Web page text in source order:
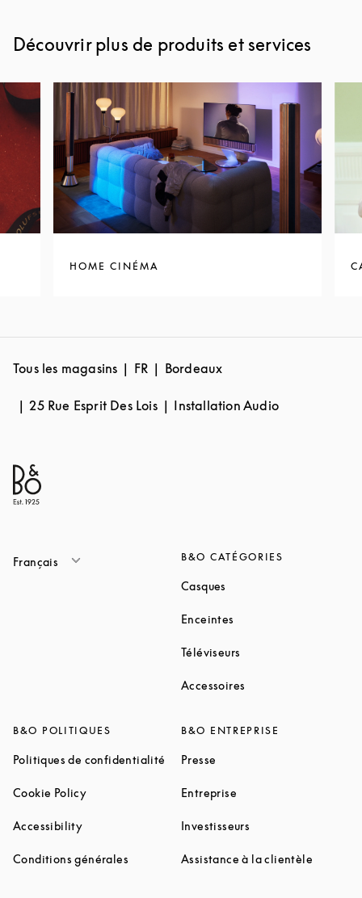
Découvrir plus de produits et services
HOME CINÉMA
Tous les magasins FR Bordeaux
25 Rue Esprit Des Lois Installation Audio
Français B&O CATÉGORIES
Casques
Enceintes
Téléviseurs
Accessoires
B&O POLITIQUES
Politiques de confidentialité Link Opens in New Tab
Cookie PolicyLink Opens in New Tab
AccessibilityLink Opens in New Tab
Conditions générales Link Opens in New Tab
B&O ENTREPRISE
Presse
Entreprise
Investisseurs
Assistance à la clientèle